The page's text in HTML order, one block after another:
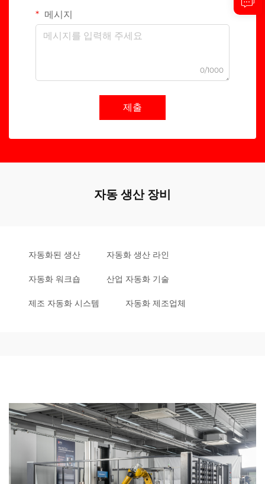
메시지
0/1000
제출
자동 생산 장비
자동화된 생산 자동화 생산 라인
자동화 워크숍 산업 자동화 기술
제조 자동화 시스템 자동화 제조업체